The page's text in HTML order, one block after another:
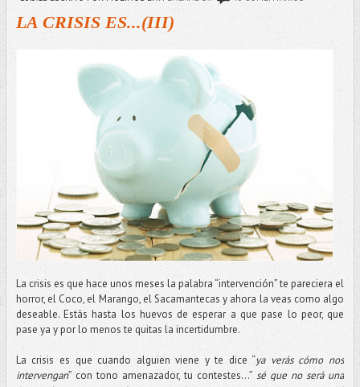
LA CRISIS ES...(III)
La crisis es que hace unos meses la palabra “intervención” te pareciera el
horror, el Coco, el Marango, el Sacamantecas y ahora la veas como algo
deseable. Estás hasta los huevos de esperar a que pase lo peor, que
pase ya y por lo menos te quitas la incertidumbre.
La crisis es que cuando alguien viene y te dice “ya verás cómo nos
intervengan” con tono amenazador, tu contestes…” sé que no será una